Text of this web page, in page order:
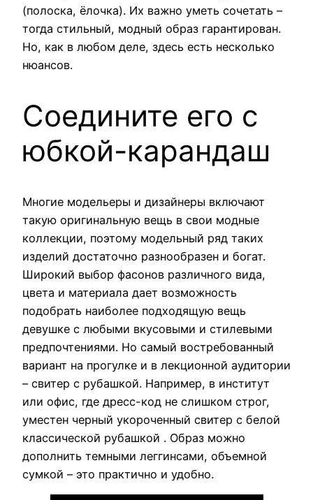
(полоска, ёлочка). Их важно уметь сочетать –
тогда стильный, модный образ гарантирован.
Но, как в любом деле, здесь есть несколько
нюансов.
Соедините его с
юбкой-карандаш
Многие модельеры и дизайнеры включают
такую оригинальную вещь в свои модные
коллекции, поэтому модельный ряд таких
изделий достаточно разнообразен и богат.
Широкий выбор фасонов различного вида,
цвета и материала дает возможность
подобрать наиболее подходящую вещь
девушке с любыми вкусовыми и стилевыми
предпочтениями. Но самый востребованный
вариант на прогулке и в лекционной аудитории
– свитер с рубашкой. Например, в институт
или офис, где дресс-код не слишком строг,
уместен черный укороченный свитер с белой
классической рубашкой . Образ можно
дополнить темными леггинсами, объемной
сумкой – это практично и удобно.